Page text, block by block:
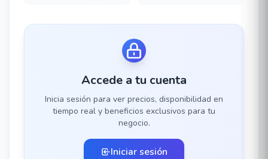
Accede a tu cuenta
Inicia sesión para ver precios, disponibilidad en
tiempo real y beneficios exclusivos para tu
negocio.
Iniciar sesión